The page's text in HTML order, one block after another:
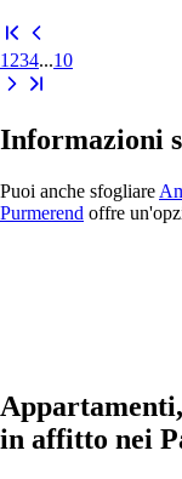
1 234...10
Informazioni
Puoi anche sfogliare
Purmerend offre
in affitto nei